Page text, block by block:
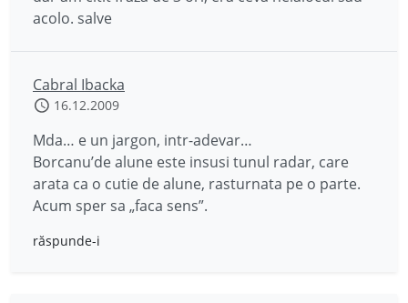
acolo. salve
Cabral Ibacka
16.12.2009
Mda… e un jargon, intr-adevar…
Borcanu’de alune este insusi tunul radar, care
arata ca o cutie de alune, rasturnata pe o parte.
Acum sper sa „faca sens”.
răspunde-i